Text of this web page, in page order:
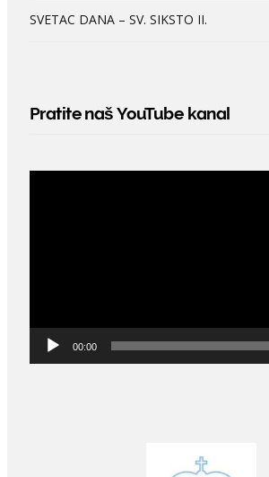
SVETAC DANA – SV. SIKSTO II.
Pratite naš YouTube kanal
00:00